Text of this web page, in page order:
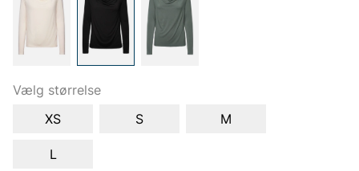
Vælg størrelse
XS
S M
L